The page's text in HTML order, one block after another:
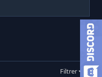
Filtrer